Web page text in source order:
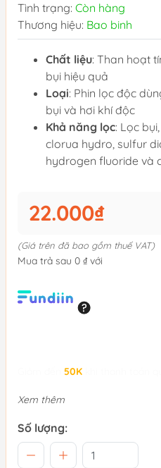
Tình trạng: Còn hàng
Thương hiệu: Bao binh
Chất liệu: Than hoạt
bụi hiệu quả
Loại: Phin lọc độc
bụi và hơi khí độc
Khả năng lọc: Lọc
clorua hydro, sulfur
hydrogen fluoride và
22.000₫
(Giá trên đã bao gồm thuế VAT)
Mua trả sau 0 ₫ với
50K
Xem thêm
Số lượng: